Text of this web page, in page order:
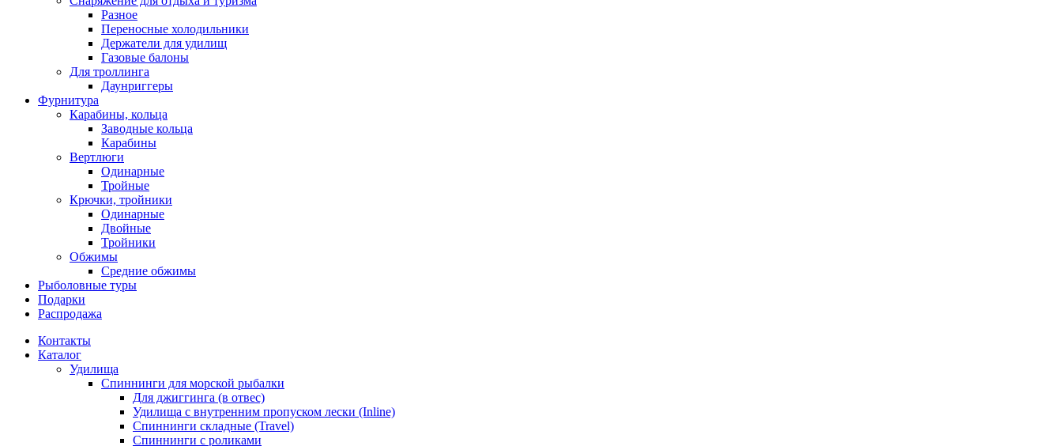
Разное
Переносные холодильники
Держатели для удилищ
Газовые балоны
Для троллинга
Даунриггеры
Фурнитура
Карабины, кольца
Заводные кольца
Карабины
Вертлюги
Одинарные
Тройные
Крючки, тройники
Одинарные
Двойные
Тройники
Обжимы
Средние обжимы
Рыболовные туры
Подарки
Распродажа
Контакты
Каталог
Удилища
Спиннинги для морской рыбалки
Для джиггинга (в отвес)
Удилища с внутренним пропуском лески (Inline)
Спиннинги складные (Travel)
Спиннинги с роликами